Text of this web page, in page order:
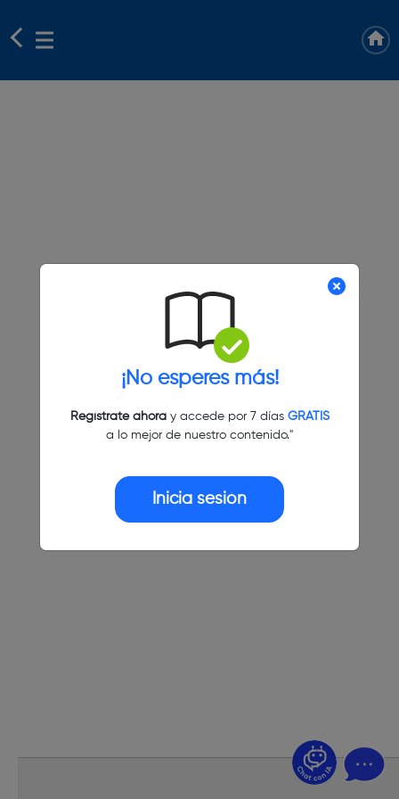
¡No esperes más!
Regístrate ahoray accede por 7 días GRATIS
a lo mejor de nuestro contenido."
Inicia sesión